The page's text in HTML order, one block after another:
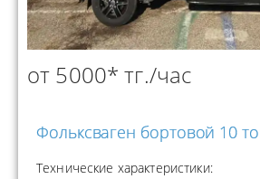
от 5000* тг./час
Фольксваген бортовой 10
Технические характеристики: